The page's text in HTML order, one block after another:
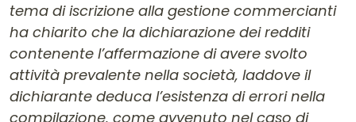
tema di iscrizione alla gestione commercianti
ha chiarito che la dichiarazione dei redditi
contenente l’affermazione di avere svolto
attività prevalente nella società, laddove il
dichiarante deduca l’esistenza di errori nella
compilazione, come avvenuto nel caso di